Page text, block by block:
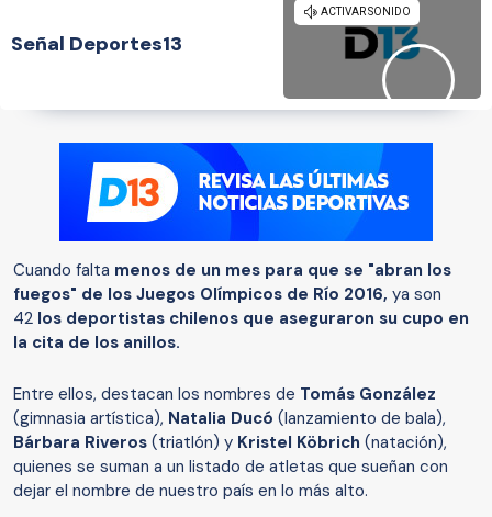
Señal Deportes13
Cuando falta menos de un mes para que se "abran los
fuegos" de los Juegos Olímpicos de Río 2016, ya son
42 los deportistas chilenos que aseguraron su cupo en
la cita de los anillos.
Entre ellos, destacan los nombres de Tomás González
(gimnasia artística), Natalia Ducó (lanzamiento de bala),
Bárbara Riveros (triatlón) y Kristel Köbrich (natación),
quienes se suman a un listado de atletas que sueñan con
dejar el nombre de nuestro país en lo más alto.